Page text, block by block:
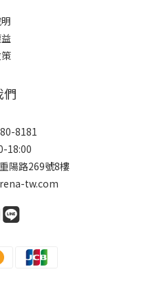
們
8181
18:00
陽路269號8樓
tw.com